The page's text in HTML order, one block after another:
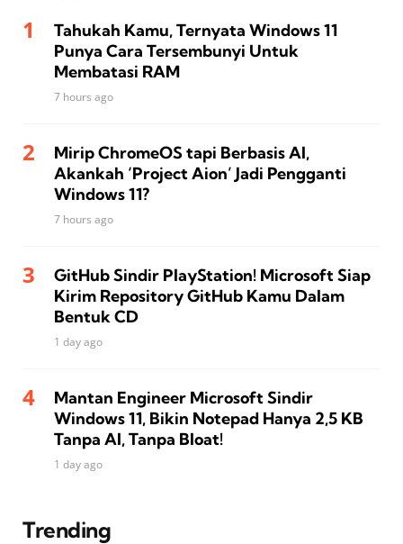
Tahukah Kamu, Ternyata Windows 11
Punya Cara Tersembunyi Untuk
Membatasi RAM
7 hours ago
Mirip ChromeOS tapi Berbasis AI,
Akankah ‘Project Aion’ Jadi Pengganti
Windows 11?
7 hours ago
GitHub Sindir PlayStation! Microsoft Siap
Kirim Repository GitHub Kamu Dalam
Bentuk CD
1 day ago
Mantan Engineer Microsoft Sindir
Windows 11, Bikin Notepad Hanya 2,5 KB
Tanpa AI, Tanpa Bloat!
1 day ago
Trending